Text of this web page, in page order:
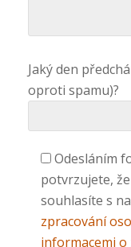
Jaký den
oproti spamu)?
Odesláním
potvrzujete,
souhlasíte s
zpracování
informacemi o